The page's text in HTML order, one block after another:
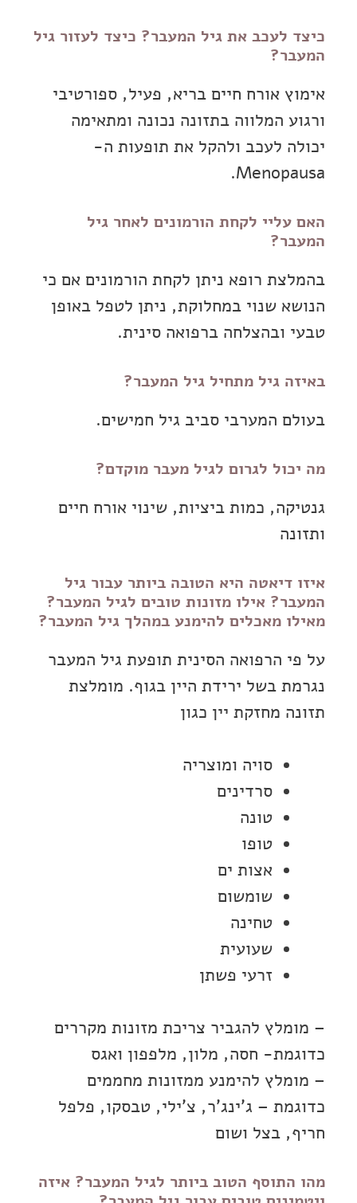
כיצד לעכב את גיל המעבר? כיצד לעזור גיל
המעבר?
אימוץ אורח חיים בריא, פעיל, ספורטיבי
ורגוע המלווה בתזונה נכונה ומתאימה
יכולה לעכב ולהקל את תופעות ה-
Menopausa.
האם עליי לקחת הורמונים לאחר גיל
המעבר?
בהמלצת רופא ניתן לקחת הורמונים אם כי
הנושא שנוי במחלוקת, ניתן לטפל באופן
טבעי ובהצלחה ברפואה סינית.
באיזה גיל מתחיל גיל המעבר?
בעולם המערבי סביב גיל חמישים.
מה יכול לגרום לגיל מעבר מוקדם?
גנטיקה, כמות ביציות, שינוי אורח חיים
ותזונה
איזו דיאטה היא הטובה ביותר עבור גיל
המעבר? אילו מזונות טובים לגיל המעבר?
מאילו מאכלים להימנע במהלך גיל המעבר?
על פי הרפואה הסינית תופעת גיל המעבר
נגרמת בשל ירידת היין בגוף. מומלצת
תזונה מחזקת יין כגון
סויה ומוצריה
סרדינים
טונה
טופו
אצות ים
שומשום
טחינה
שעועית
זרעי פשתן
– מומלץ להגביר צריכת מזונות מקררים
כדוגמת- חסה, מלון, מלפפון ואגס
– מומלץ להימנע ממזונות מחממים
כדוגמת – ג'ינג'ר, צ'ילי, טבסקו, פלפל
חריף, בצל ושום
מהו התוסף הטוב ביותר לגיל המעבר? איזה